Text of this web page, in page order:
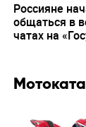
Россияне
общаться в
чатах на